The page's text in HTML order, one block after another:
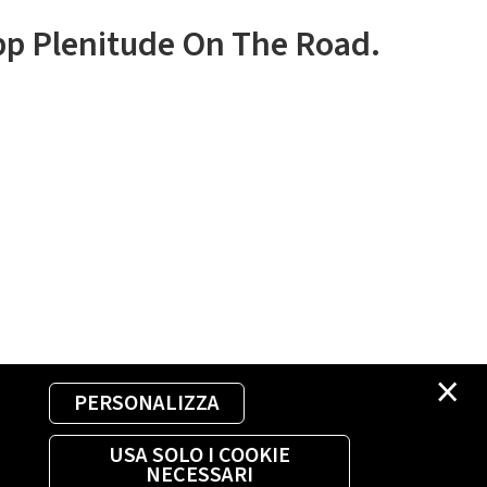
×
PERSONALIZZA
USA SOLO I COOKIE
NECESSARI
Plenitude On The Road.